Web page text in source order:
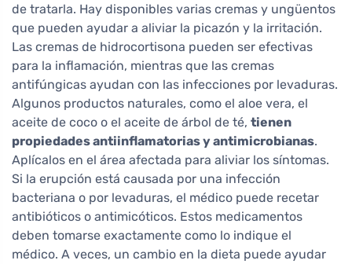
de tratarla. Hay disponibles varias cremas y ungüentos
que pueden ayudar a aliviar la picazón y la irritación.
Las cremas de hidrocortisona pueden ser efectivas
para la inflamación, mientras que las cremas
antifúngicas ayudan con las infecciones por levaduras.
Algunos productos naturales, como el aloe vera, el
aceite de coco o el aceite de árbol de té, tienen
propiedades antiinflamatorias y antimicrobianas.
Aplícalos en el área afectada para aliviar los síntomas.
Si la erupción está causada por una infección
bacteriana o por levaduras, el médico puede recetar
antibióticos o antimicóticos. Estos medicamentos
deben tomarse exactamente como lo indique el
médico. A veces, un cambio en la dieta puede ayudar